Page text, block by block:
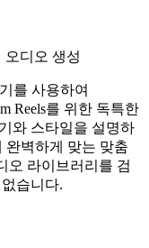
오디오 생성
를 사용하여
Reels를 위한 독특한
와 스타일을 설명하
완벽하게 맞는 맞춤
오 라이브러리를 검
습니다.